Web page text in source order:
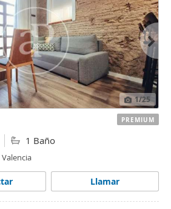
1/25
1 Baño
Llamar
PREMIUM